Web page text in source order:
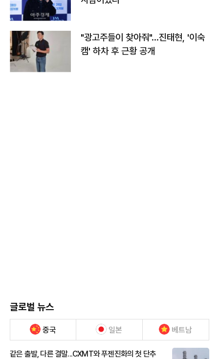
"광고주들이 찾아줘"…진태현, '이숙
캠' 하차 후 근황 공개
글로벌 뉴스
중국 일본 베트남
같은 출발, 다른 결말...CXMT와 푸젠진화의 첫 단추